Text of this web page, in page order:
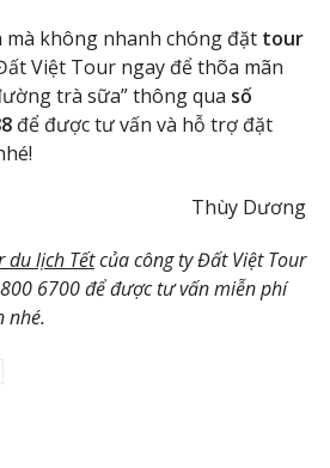
mà không nhanh chóng đặt tour
Việt Tour ngay để thõa mãn
trà sữa” thông qua số
để được tư vấn và hỗ trợ đặt
Thùy Dương
du lịch Tếtcủa công ty Đất Việt Tour
6700 để được tư vấn miễn phí
nhé.